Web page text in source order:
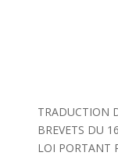
TRADUCTION
BREVETS DU
LOI PORTANT